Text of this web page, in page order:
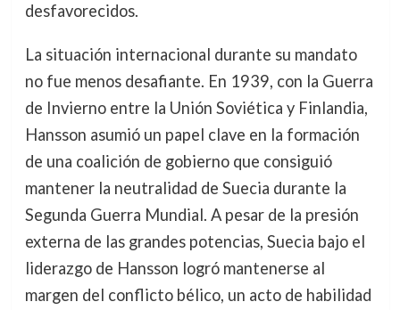
desfavorecidos.
La situación internacional durante su mandato
no fue menos desafiante. En 1939, con la Guerra
de Invierno entre la Unión Soviética y Finlandia,
Hansson asumió un papel clave en la formación
de una coalición de gobierno que consiguió
mantener la neutralidad de Suecia durante la
Segunda Guerra Mundial. A pesar de la presión
externa de las grandes potencias, Suecia bajo el
liderazgo de Hansson logró mantenerse al
margen del conflicto bélico, un acto de habilidad